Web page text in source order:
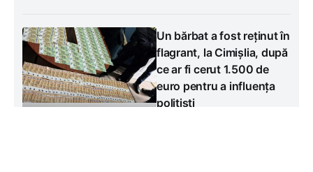
Un bărbat a fost reținut în
flagrant, la Cimișlia, după
ce ar fi cerut 1.500 de
euro pentru a influența
polițiști